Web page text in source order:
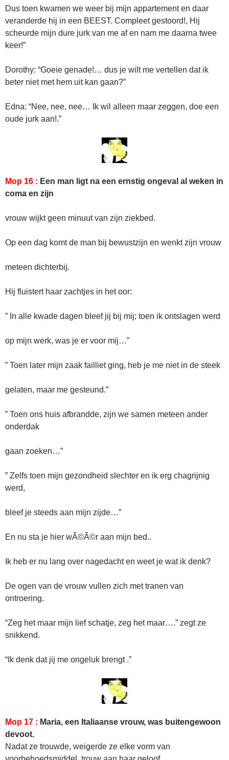
Dus toen kwamen we weer bij mijn appartement en daar
veranderde hij in een BEEST. Compleet gestoord!, Hij
scheurde mijn dure jurk van me af en nam me daarna twee
keer!”
Dorothy: “Goeie genade!… dus je wilt me vertellen dat ik
beter niet met hem uit kan gaan?”
Edna: “Nee, nee, nee… Ik wil alleen maar zeggen, doe een
oude jurk aan!.”
Mop 16 : Een man ligt na een ernstig ongeval al weken in
coma en zijn
vrouw wijkt geen minuut van zijn ziekbed.
Op een dag komt de man bij bewustzijn en wenkt zijn vrouw
meteen dichterbij.
Hij fluistert haar zachtjes in het oor:
” In alle kwade dagen bleef jij bij mij; toen ik ontslagen werd
op mijn werk, was je er voor mij…”
” Toen later mijn zaak failliet ging, heb je me niet in de steek
gelaten, maar me gesteund.”
” Toen ons huis afbrandde, zijn we samen meteen ander
onderdak
gaan zoeken…”
” Zelfs toen mijn gezondheid slechter en ik erg chagrijnig
werd,
bleef je steeds aan mijn zijde…”
En nu sta je hier wÃ©Ã©r aan mijn bed..
Ik heb er nu lang over nagedacht en weet je wat ik denk?
De ogen van de vrouw vullen zich met tranen van
ontroering.
“Zeg het maar mijn lief schatje, zeg het maar….” zegt ze
snikkend.
“Ik denk dat jij me ongeluk brengt .”
Mop 17 : Maria, een Italiaanse vrouw, was buitengewoon
devoot.
Nadat ze trouwde, weigerde ze elke vorm van